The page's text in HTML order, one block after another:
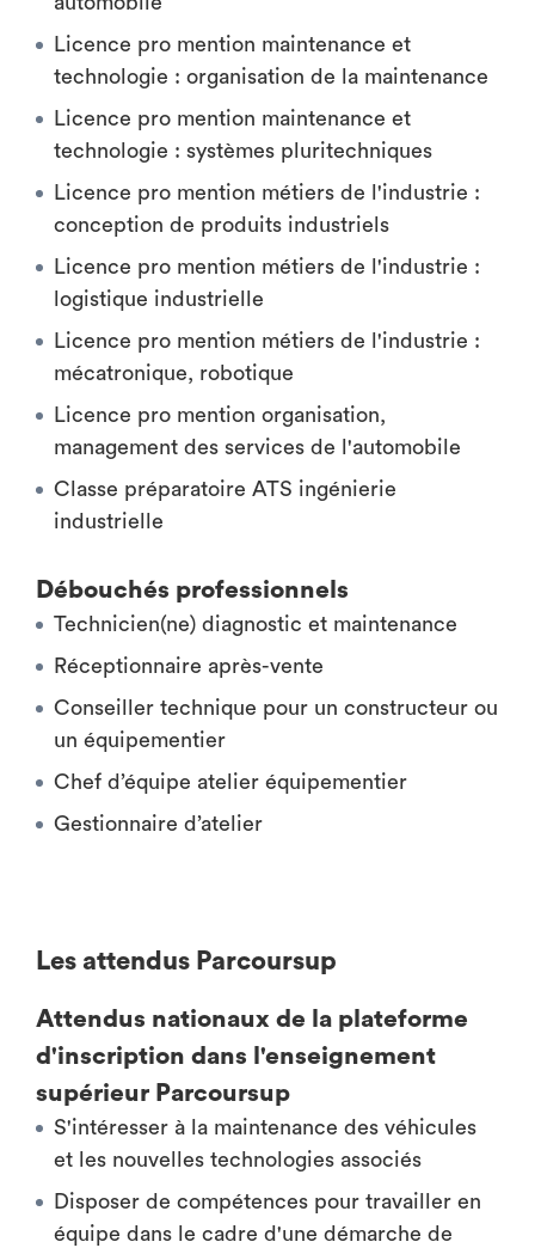
Licence pro mention maintenance et
technologie : organisation de la maintenance
Licence pro mention maintenance et
technologie : systèmes pluritechniques
Licence pro mention métiers de l'industrie :
conception de produits industriels
Licence pro mention métiers de l'industrie :
logistique industrielle
Licence pro mention métiers de l'industrie :
mécatronique, robotique
Licence pro mention organisation,
management des services de l'automobile
Classe préparatoire ATS ingénierie
industrielle
Débouchés professionnels
Technicien(ne) diagnostic et maintenance
Réceptionnaire après-vente
Conseiller technique pour un constructeur ou
un équipementier
Chef d’équipe atelier équipementier
Gestionnaire d’atelier
Les attendus Parcoursup
Attendus nationaux de la plateforme
d'inscription dans l'enseignement
supérieur Parcoursup
S'intéresser à la maintenance des véhicules
et les nouvelles technologies associés
Disposer de compétences pour travailler en
équipe dans le cadre d'une démarche de